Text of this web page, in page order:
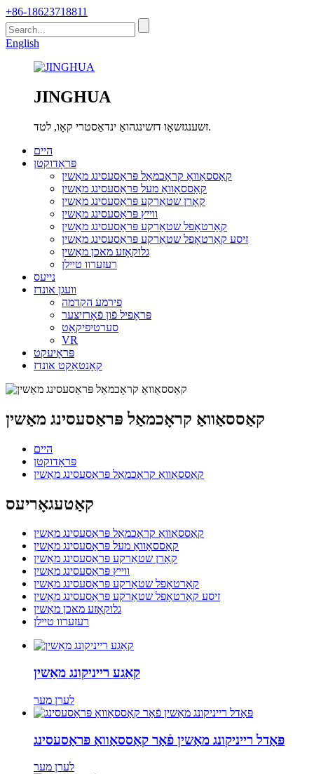
+86-18623718811
English
JINGHUA
זשענגזשאָו דזשינגהואַ ינדאַסטרי קאָו, לטד.
היים
פּראָדוקטן
קאַססאַוואַ קראָכמאַל פּראַסעסינג מאַשין
קאַססאַוואַ מעל פּראַסעסינג מאַשין
קאָרן שטאַרקע פּראַסעסינג מאַשין
ווייץ פּראַסעסינג מאַשין
קאַרטאָפל שטאַרקע פּראַסעסינג מאַשין
זיסע קאַרטאָפל שטאַרקע פּראַסעסינג מאַשין
גלוקאָזע מאכן מאַשין
רעזערוו טיילן
נייעס
וועגן אונדז
פירמע הקדמה
פּראָפיל פֿון פֿאָרזיצער
סערטיפיקאַט
VR
פּראָיעקט
קאָנטאַקט אונדז
קאַססאַוואַ קראָכמאַל פּראַסעסינג מאַשין
היים
פּראָדוקטן
קאַססאַוואַ קראָכמאַל פּראַסעסינג מאַשין
קאַטעגאָריעס
קאַססאַוואַ קראָכמאַל פּראַסעסינג מאַשין
קאַססאַוואַ מעל פּראַסעסינג מאַשין
קאָרן שטאַרקע פּראַסעסינג מאַשין
ווייץ פּראַסעסינג מאַשין
קאַרטאָפל שטאַרקע פּראַסעסינג מאַשין
זיסע קאַרטאָפל שטאַרקע פּראַסעסינג מאַשין
גלוקאָזע מאכן מאַשין
רעזערוו טיילן
קאַגע רייניקונג מאַשין
לערן מער
פּאַדל רייניקונג מאַשין פֿאַר קאַססאַוואַ פּראַסעסינג
לערן מער